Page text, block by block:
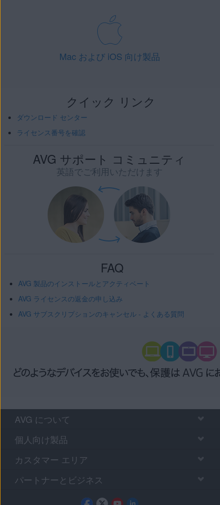
Mac および iOS 向け製品
クイック リンク
ダウンロード センター
ライセンス番号を確認
AVG サポート コミュニティ
英語でご利用いただけます
FAQ
AVG 製品のインストールとアクティベート
AVG ライセンスの返金の申し込み
AVG サブスクリプションのキャンセル - よくある質問
AVG について
個人向け製品
カスタマー エリア
パートナーとビジネス